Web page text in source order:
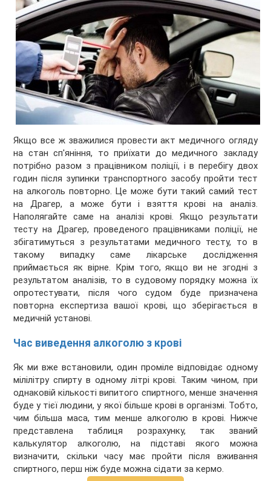
Якщо все ж зважилися провести акт медичного огляду
на стан сп'яніння, то приїхати до медичного закладу
потрібно разом з працівником поліції, і в перебігу двох
годин після зупинки транспортного засобу пройти тест
на алкоголь повторно. Це може бути такий самий тест
на Драгер, а може бути і взяття крові на аналіз.
Наполягайте саме на аналізі крові. Якщо результати
тесту на Драгер, проведеного працівниками поліції, не
збігатимуться з результатами медичного тесту, то в
такому випадку саме лікарське дослідження
приймається як вірне. Крім того, якщо ви не згодні з
результатом аналізів, то в судовому порядку можна їх
опротестувати, після чого судом буде призначена
повторна експертиза вашої крові, що зберігається в
медичній установі.
Час виведення алкоголю з крові
Як ми вже встановили, один проміле відповідає одному
мілілітру спирту в одному літрі крові. Таким чином, при
однаковій кількості випитого спиртного, менше значення
буде у тієї людини, у якої більше крові в організмі. Тобто,
чим більша маса, тим менше алкоголю в крові. Нижче
представлена ​​таблиця розрахунку, так званий
калькулятор алкоголю, на підставі якого можна
визначити, скільки часу має пройти після вживання
спиртного, перш ніж буде можна сідати за кермо.